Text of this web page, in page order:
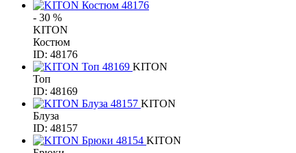
- 30 %
KITON
Костюм
ID: 48176
KITON
Топ
ID: 48169
KITON
Блуза
ID: 48157
KITON